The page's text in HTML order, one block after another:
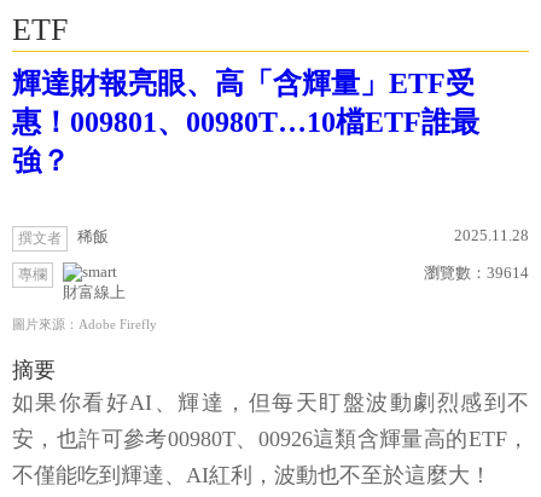
ETF
輝達財報亮眼、高「含輝量」ETF受
惠！009801、00980T…10檔ETF誰最
強？
撰文者 稀飯 2025.11.28
專欄
財富線上
瀏覽數： 39614
圖片來源：Adobe Firefly
摘要
如果你看好AI、輝達，但每天盯盤波動劇烈感到不
安，也許可參考00980T、00926這類含輝量高的ETF，
不僅能吃到輝達、AI紅利，波動也不至於這麼大！